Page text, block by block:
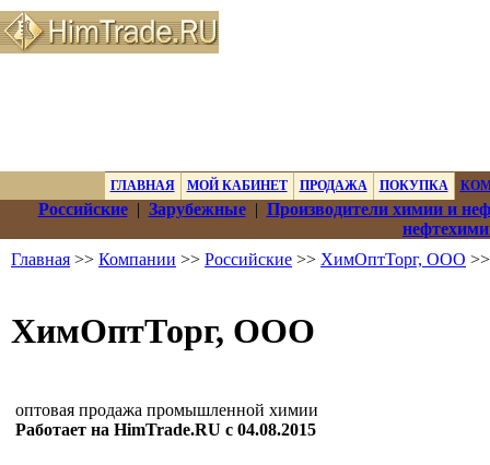
ГЛАВНАЯ МОЙ КАБИНЕТ ПРОДАЖА ПОКУПКА
Российские| Зарубежные| Производители химии и
Главная >> Компании >> Российские >> ХимОптТорг, ООО
ХимОптТорг, ООО
оптовая продажа промышленной химии
Работает на HimTrade.RU с 04.08.2015